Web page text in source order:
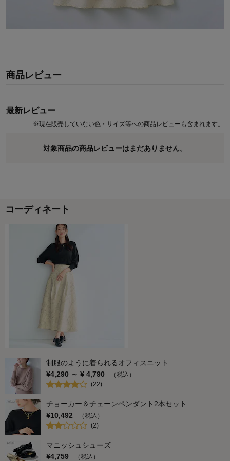
商品レビュー
最新レビュー
※現在販売していない色・サイズ等への商品レビューも含まれます。
対象商品の商品レビューはまだありません。
コーディネート
制服のように着られるオフィスニット
¥4,290 ～ ¥ 4,790
（税込）
(22)
チョーカー＆チェーンペンダント2本セット
¥10,492
（税込）
(2)
マニッシュシューズ
¥4,759
（税込）